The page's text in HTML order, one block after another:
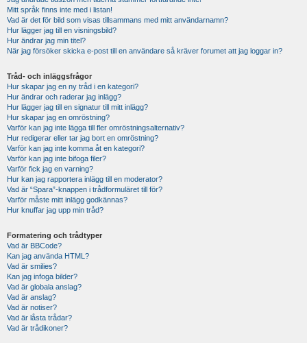
Mitt språk finns inte med i listan!
Vad är det för bild som visas tillsammans med mitt användarnamn?
Hur lägger jag till en visningsbild?
Hur ändrar jag min titel?
När jag försöker skicka e-post till en användare så kräver forumet att jag loggar in?
Tråd- och inläggsfrågor
Hur skapar jag en ny tråd i en kategori?
Hur ändrar och raderar jag inlägg?
Hur lägger jag till en signatur till mitt inlägg?
Hur skapar jag en omröstning?
Varför kan jag inte lägga till fler omröstningsalternativ?
Hur redigerar eller tar jag bort en omröstning?
Varför kan jag inte komma åt en kategori?
Varför kan jag inte bifoga filer?
Varför fick jag en varning?
Hur kan jag rapportera inlägg till en moderator?
Vad är “Spara”-knappen i trådformuläret till för?
Varför måste mitt inlägg godkännas?
Hur knuffar jag upp min tråd?
Formatering och trådtyper
Vad är BBCode?
Kan jag använda HTML?
Vad är smilies?
Kan jag infoga bilder?
Vad är globala anslag?
Vad är anslag?
Vad är notiser?
Vad är låsta trådar?
Vad är trådikoner?